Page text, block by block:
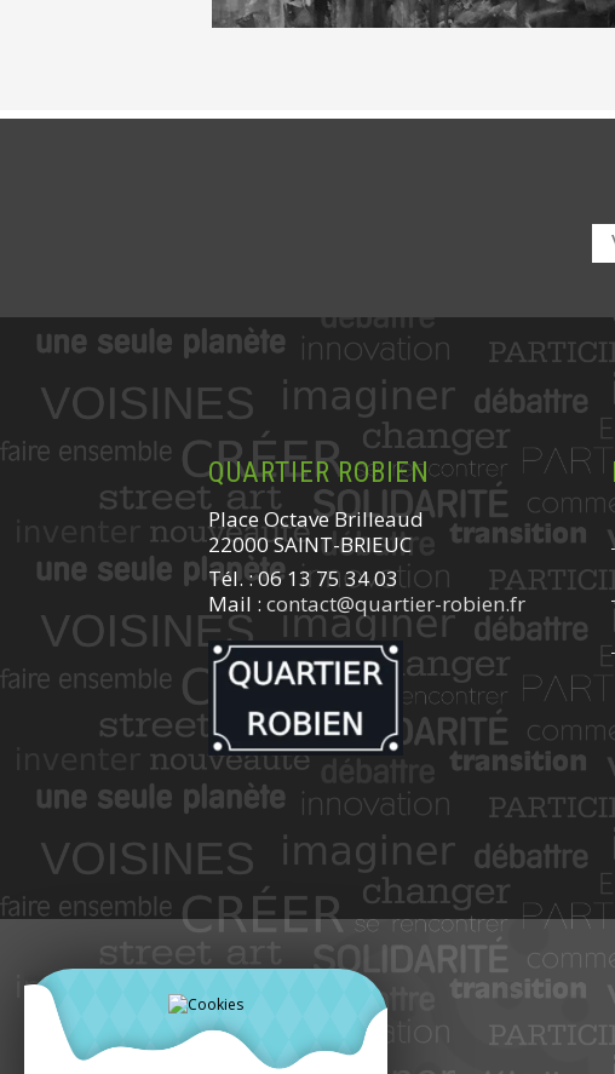
QUARTIER ROBIEN
Place Octave Brilleaud
22000 SAINT-BRIEUC
Tél. : 06 13 75 34 03
Mail : contact@quartier-robien.fr